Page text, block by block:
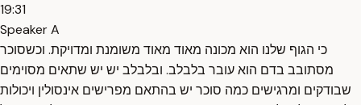
19:31
Speaker A
כי הגוף שלנו הוא מכונה מאוד מאוד משומנת ומדויקת. וכשסוכר
מסתובב בדם הוא עובר בלבלב. ובלבלב יש יש שתאים מסוימים
שבודקים ומרגישים כמה סוכר יש בהתאם מפרישים אינסולין ויכולות